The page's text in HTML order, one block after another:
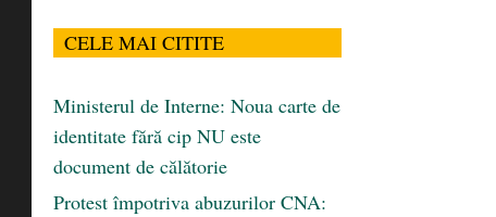
CELE MAI CITITE
Ministerul de Interne: Noua carte de
identitate fără cip NU este
document de călătorie
Protest împotriva abuzurilor CNA: